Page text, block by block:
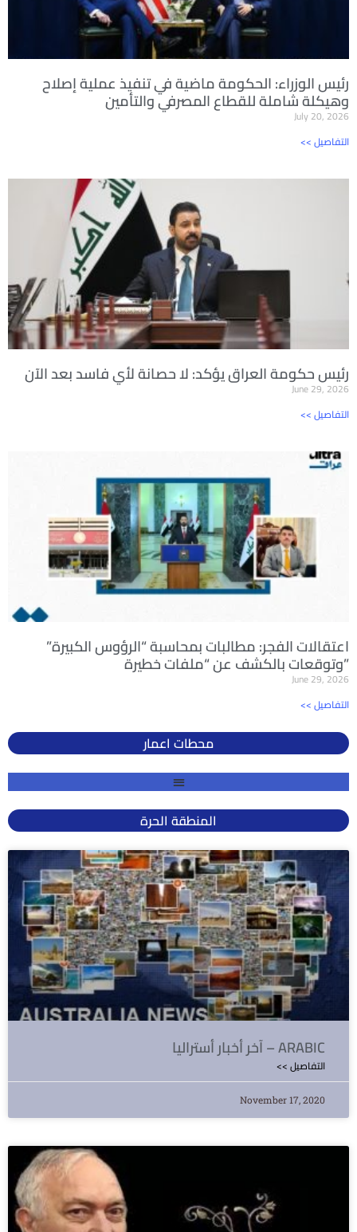
رئيس الوزراء: الحكومة ماضية في تنفيذ عملية إصلاح
وهيكلة شاملة للقطاع المصرفي والتأمين
July 20, 2026
<< التفاصيل
رئيس حكومة العراق يؤكد: لا حصانة لأي فاسد بعد الآن
June 29, 2026
<< التفاصيل
اعتقالات الفجر: مطالبات بمحاسبة “الرؤوس الكبيرة”
وتوقعات بالكشف عن “ملفات خطيرة”
June 29, 2026
<< التفاصيل
محطات اعمار
المنطقة الحرة
آخر أخبار أستراليا – ARABIC
<< التفاصيل
November 17, 2020